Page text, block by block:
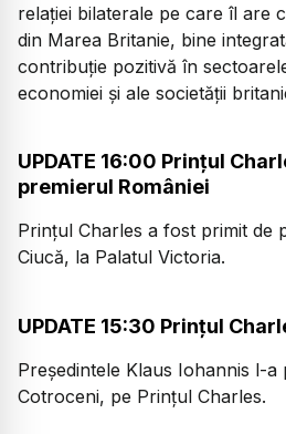
relaţiei bilaterale pe care îl are
din Marea Britanie, bine
contribuţie pozitivă în
economiei şi ale societăţii
UPDATE 16:00 Prinţul
premierul României
Prinţul Charles a fost primit de
Ciucă, la Palatul Victoria.
UPDATE 15:30 Prințul
Preşedintele Klaus Iohannis l-a
Cotroceni, pe Prinţul Charles.